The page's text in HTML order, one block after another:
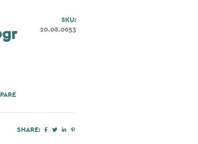
SKU:
20.08.0653
SHARE: